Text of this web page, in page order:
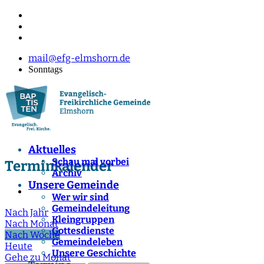
mail@efg-elmshorn.de
Sonntags
Aktuelles
Schau mal vorbei
Archiv
Unsere Gemeinde
Wer wir sind
Gemeindeleitung
Kleingruppen
Gottesdienste
Gemeindeleben
Unsere Geschichte
Terminkalender
Nach Jahr
Nach Monat
Nach Woche
Heute
Gehe zu Monat